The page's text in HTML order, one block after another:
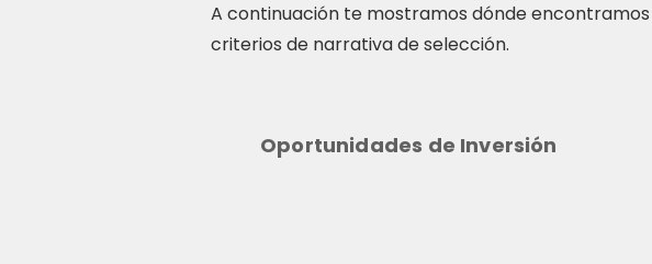
A continuación te mostramos dónde
criterios de narrativa de selección.
Oportunidades de Inversión